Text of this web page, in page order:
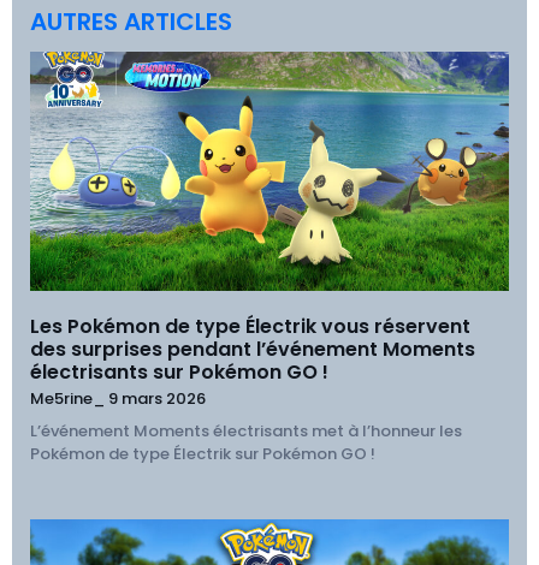
AUTRES ARTICLES
Les Pokémon de type Électrik vous réservent
des surprises pendant l’événement Moments
électrisants sur Pokémon GO !
Me5rine_ 9 mars 2026
L’événement Moments électrisants met à l’honneur les
Pokémon de type Électrik sur Pokémon GO !